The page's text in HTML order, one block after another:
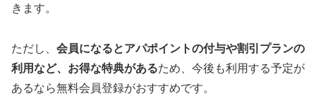
きます。
ただし、 会員になるとアパポイントの付与や割引プランの
利用など、お得な特典があるため、今後も利用する予定が
あるなら無料会員登録がおすすめです。